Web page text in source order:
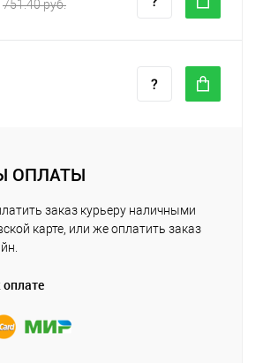
751.40 руб.
ОПЛАТЫ
заказ курьеру наличными
карте, или же оплатить заказ